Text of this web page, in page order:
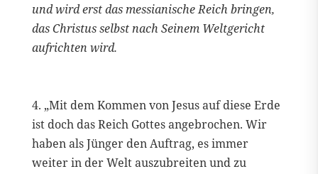
und wird erst das messianische Reich bringen,
das Christus selbst nach Seinem Weltgericht
aufrichten wird.
4. „Mit dem Kommen von Jesus auf diese Erde
ist doch das Reich Gottes angebrochen. Wir
haben als Jünger den Auftrag, es immer
weiter in der Welt auszubreiten und zu